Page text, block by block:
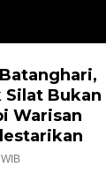
Silat Bukan
Warisan